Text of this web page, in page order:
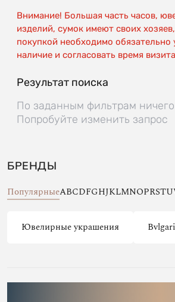
Внимание! Большая часть часов,
изделий, сумок имеют своих
покупкой необходимо обязательно
наличие и согласовать время
Результат поиска
По заданным фильтрам
Попробуйте изменить запрос
БРЕНДЫ
ПопулярныеABCDFGHJKLMNOPRSTU
Ювелирные украшения Bvlgari